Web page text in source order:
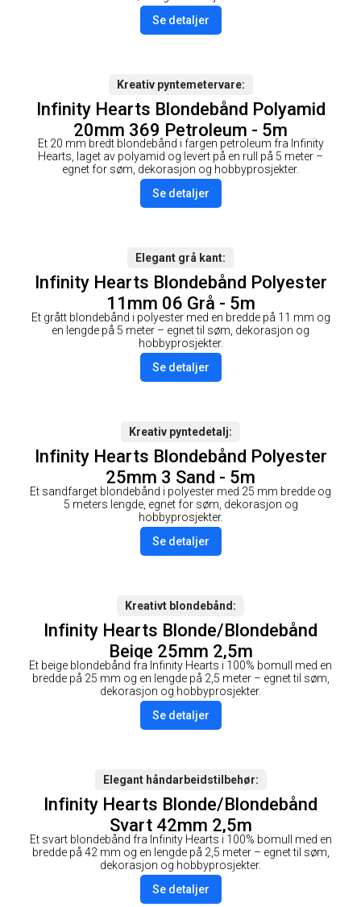
Se detaljer
Kreativ pyntemetervare
Infinity Hearts Blondebånd Polyamid
20mm 369 Petroleum - 5m
Et 20 mm bredt blondebånd i fargen petroleum fra Infinity
Hearts, laget av polyamid og levert på en rull på 5 meter –
egnet for søm, dekorasjon og hobbyprosjekter.
Se detaljer
Elegant grå kant
Infinity Hearts Blondebånd Polyester
11mm 06 Grå - 5m
Et grått blondebånd i polyester med en bredde på 11 mm og
en lengde på 5 meter – egnet til søm, dekorasjon og
hobbyprosjekter.
Se detaljer
Kreativ pyntedetalj
Infinity Hearts Blondebånd Polyester
25mm 3 Sand - 5m
Et sandfarget blondebånd i polyester med 25 mm bredde og
5 meters lengde, egnet for søm, dekorasjon og
hobbyprosjekter.
Se detaljer
Kreativt blondebånd
Infinity Hearts Blonde/Blondebånd
Beige 25mm 2,5m
Et beige blondebånd fra Infinity Hearts i 100% bomull med en
bredde på 25 mm og en lengde på 2,5 meter – egnet til søm,
dekorasjon og hobbyprosjekter.
Se detaljer
Elegant håndarbeidstilbehør
Infinity Hearts Blonde/Blondebånd
Svart 42mm 2,5m
Et svart blondebånd fra Infinity Hearts i 100% bomull med en
bredde på 42 mm og en lengde på 2,5 meter – egnet til søm,
dekorasjon og hobbyprosjekter.
Se detaljer